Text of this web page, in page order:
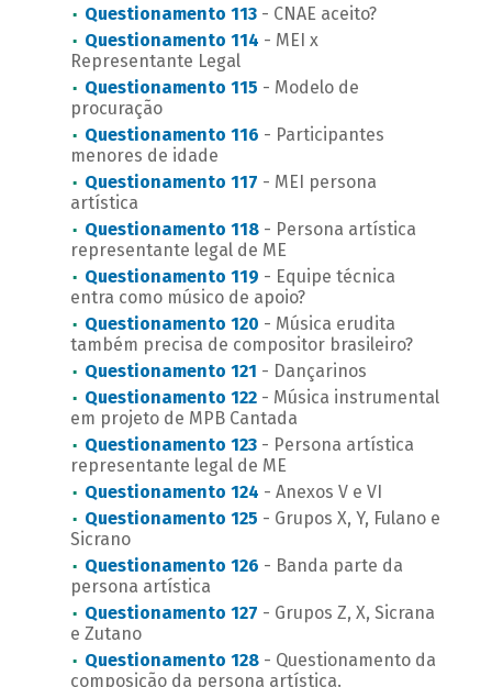
Questionamento 113 - CNAE aceito?
Questionamento 114 - MEI x
Representante Legal
Questionamento 115 - Modelo de
procuração
Questionamento 116 - Participantes
menores de idade
Questionamento 117 - MEI persona
artística
Questionamento 118 - Persona artística
representante legal de ME
Questionamento 119 - Equipe técnica
entra como músico de apoio?
Questionamento 120 - Música erudita
também precisa de compositor brasileiro?
Questionamento 121 - Dançarinos
Questionamento 122 - Música instrumental
em projeto de MPB Cantada
Questionamento 123 - Persona artística
representante legal de ME
Questionamento 124 - Anexos V e VI
Questionamento 125 - Grupos X, Y, Fulano e
Sicrano
Questionamento 126 - Banda parte da
persona artística
Questionamento 127 - Grupos Z, X, Sicrana
e Zutano
Questionamento 128 - Questionamento da
composição da persona artística.